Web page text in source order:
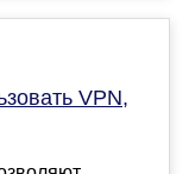
VPN,